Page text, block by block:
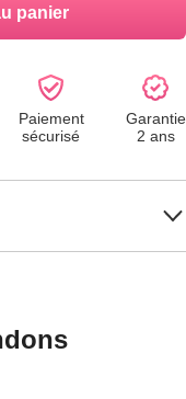
panier
Paiement
sécurisé
Garantie
2 ans